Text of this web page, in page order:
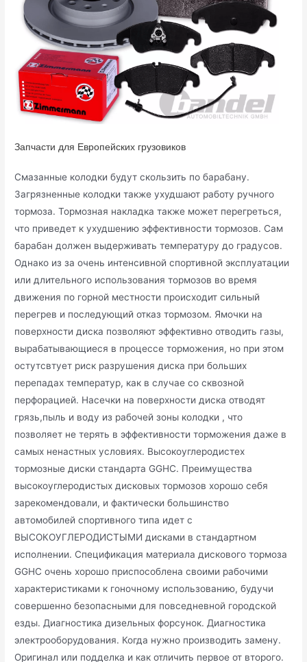
Запчасти для Европейских грузовиков
Смазанные колодки будут скользить по барабану.
Загрязненные колодки также ухудшают работу ручного
тормоза. Тормозная накладка также может перегреться,
что приведет к ухудшению эффективности тормозов. Сам
барабан должен выдерживать температуру до градусов.
Однако из за очень интенсивной спортивной эксплуатации
или длительного использования тормозов во время
движения по горной местности происходит сильный
перегрев и последующий отказ тормозом. Ямочки на
поверхности диска позволяют эффективно отводить газы,
вырабатывающиеся в процессе торможения, но при этом
остутсвтует риск разрушения диска при больших
перепадах температур, как в случае со сквозной
перфорацией. Насечки на поверхности диска отводят
грязь,пыль и воду из рабочей зоны колодки , что
позволяет не терять в эффективности торможения даже в
самых ненастных условиях. Высокоуглеродистех
тормозные диски стандарта GGHC. Преимущества
высокоуглеродистых дисковых тормозов хорошо себя
зарекомендовали, и фактически большинство
автомобилей спортивного типа идет с
ВЫСОКОУГЛЕРОДИСТЫМИ дисками в стандартном
исполнении. Спецификация материала дискового тормоза
GGHC очень хорошо приспособлена своими рабочими
характеристиками к гоночному использованию, будучи
совершенно безопасными для повседневной городской
езды. Диагностика дизельных форсунок. Диагностика
электрооборудования. Когда нужно производить замену.
Оригинал или подделка и как отличить первое от второго.